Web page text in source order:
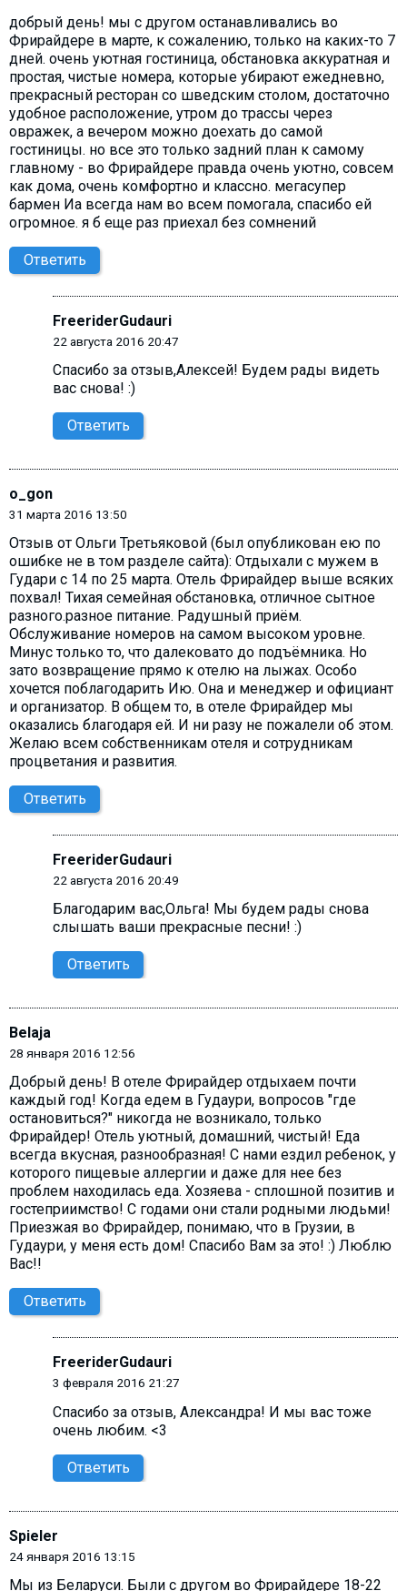
добрый день! мы с другом останавливались во
Фрирайдере в марте, к сожалению, только на каких-то 7
дней. очень уютная гостиница, обстановка аккуратная и
простая, чистые номера, которые убирают ежедневно,
прекрасный ресторан со шведским столом, достаточно
удобное расположение, утром до трассы через
овражек, а вечером можно доехать до самой
гостиницы. но все это только задний план к самому
главному - во Фрирайдере правда очень уютно, совсем
как дома, очень комфортно и классно. мегасупер
бармен Иа всегда нам во всем помогала, спасибо ей
огромное. я б еще раз приехал без сомнений
Ответить
FreeriderGudauri
22 августа 2016 20:47
Спасибо за отзыв,Алексей! Будем рады видеть
вас снова! :)
Ответить
o_gon
31 марта 2016 13:50
Отзыв от Ольги Третьяковой (был опубликован ею по
ошибке не в том разделе сайта): Отдыхали с мужем в
Гудари с 14 по 25 марта. Отель Фрирайдер выше всяких
похвал! Тихая семейная обстановка, отличное сытное
разного.разное питание. Радушный приём.
Обслуживание номеров на самом высоком уровне.
Минус только то, что далековато до подъёмника. Но
зато возвращение прямо к отелю на лыжах. Особо
хочется поблагодарить Ию. Она и менеджер и официант
и организатор. В общем то, в отеле Фрирайдер мы
оказались благодаря ей. И ни разу не пожалели об этом.
Желаю всем собственникам отеля и сотрудникам
процветания и развития.
Ответить
FreeriderGudauri
22 августа 2016 20:49
Благодарим вас,Ольга! Мы будем рады снова
слышать ваши прекрасные песни! :)
Ответить
Belaja
28 января 2016 12:56
Добрый день! В отеле Фрирайдер отдыхаем почти
каждый год! Когда едем в Гудаури, вопросов "где
остановиться?" никогда не возникало, только
Фрирайдер! Отель уютный, домашний, чистый! Еда
всегда вкусная, разнообразная! С нами ездил ребенок, у
которого пищевые аллергии и даже для нее без
проблем находилась еда. Хозяева - сплошной позитив и
гостеприимство! С годами они стали родными людьми!
Приезжая во Фрирайдер, понимаю, что в Грузии, в
Гудаури, у меня есть дом! Спасибо Вам за это! :) Люблю
Вас!!
Ответить
FreeriderGudauri
3 февраля 2016 21:27
Спасибо за отзыв, Александра! И мы вас тоже
очень любим. <3
Ответить
Spieler
24 января 2016 13:15
Мы из Беларуси. Были с другом во Фрирайдере 18-22